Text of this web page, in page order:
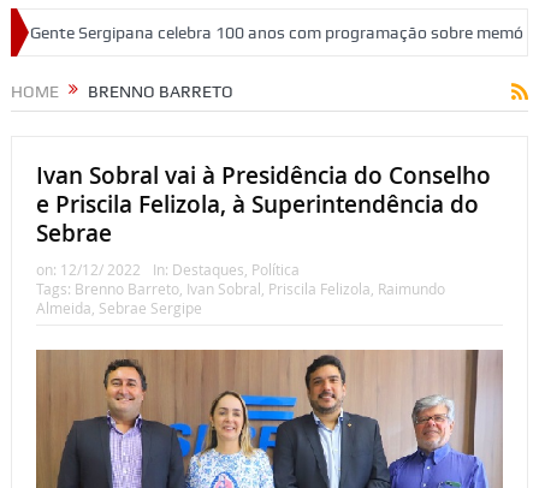
anos com programação sobre memória, educação e patrimônio
HOME BRENNO BARRETO
Ivan Sobral vai à Presidência do Conselho
e Priscila Felizola, à Superintendência do
Sebrae
on: 12/12/ 2022 In: Destaques, Política
Tags: Brenno Barreto, Ivan Sobral, Priscila Felizola, Raimundo
Almeida, Sebrae Sergipe